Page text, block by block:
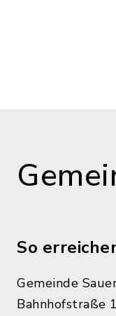
So
Gemeinde
Bahnhofstraße 1